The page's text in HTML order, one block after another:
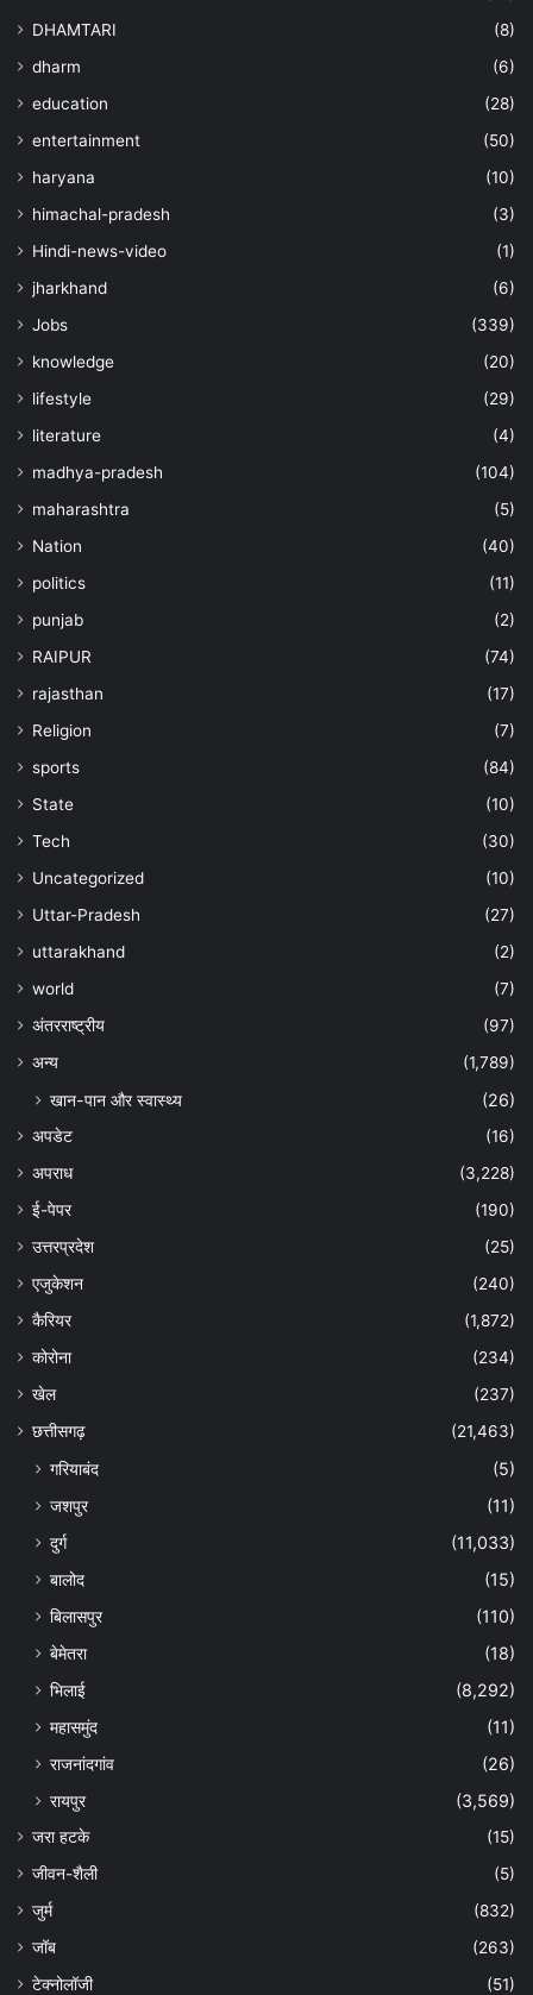
DHAMTARI
(8)
dharm
(6)
education
(28)
entertainment
(50)
haryana
(10)
himachal-pradesh
(3)
Hindi-news-video
(1)
jharkhand
(6)
Jobs
(339)
knowledge
(20)
lifestyle
(29)
literature
(4)
madhya-pradesh
(104)
maharashtra
(5)
Nation
(40)
politics
(11)
punjab
(2)
RAIPUR
(74)
rajasthan
(17)
Religion
(7)
sports
(84)
State
(10)
Tech
(30)
Uncategorized
(10)
Uttar-Pradesh
(27)
uttarakhand
(2)
world
(7)
अंतरराष्ट्रीय
(97)
अन्‍य
(1,789)
खान-पान और स्वास्थ्य (26)
अपडेट
(16)
अपराध
(3,228)
ई-पेपर
(190)
उत्तरप्रदेश
(25)
एजुकेशन
(240)
कैरियर
(1,872)
कोरोना
(234)
खेल
(237)
छत्तीसगढ़
(21,463)
गरियाबंद
(5)
जशपुर
(11)
दुर्ग
(11,033)
बालोद
(15)
बिलासपुर
(110)
बेमेतरा
(18)
भिलाई
(8,292)
महासमुंद
(11)
राजनांदगांव
(26)
रायपुर
(3,569)
जरा हटके
(15)
जीवन-शैली
(5)
जुर्म
(832)
जॉब
(263)
टेक्नोलॉजी
(51)